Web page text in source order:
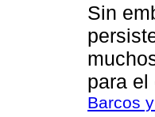
Sin
para el
Barcos